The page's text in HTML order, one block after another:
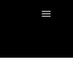
Toggle